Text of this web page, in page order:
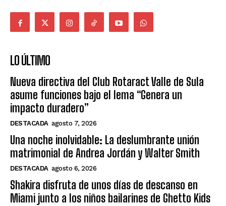
LO ÚLTIMO
Nueva directiva del Club Rotaract Valle de Sula
asume funciones bajo el lema “Genera un
impacto duradero”
DESTACADA agosto 7, 2026
Una noche inolvidable: La deslumbrante unión
matrimonial de Andrea Jordán y Walter Smith
DESTACADA agosto 6, 2026
Shakira disfruta de unos días de descanso en
Miami junto a los niños bailarines de Ghetto Kids